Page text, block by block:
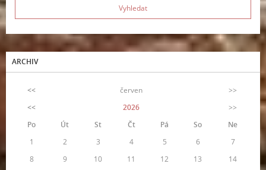
ARCHIV
<< červen
>>
<<
2026
>>
Po
Út St Čt Pá So
Ne
1
2 3 4 5 6
7
8
9 10 11 12 13
14